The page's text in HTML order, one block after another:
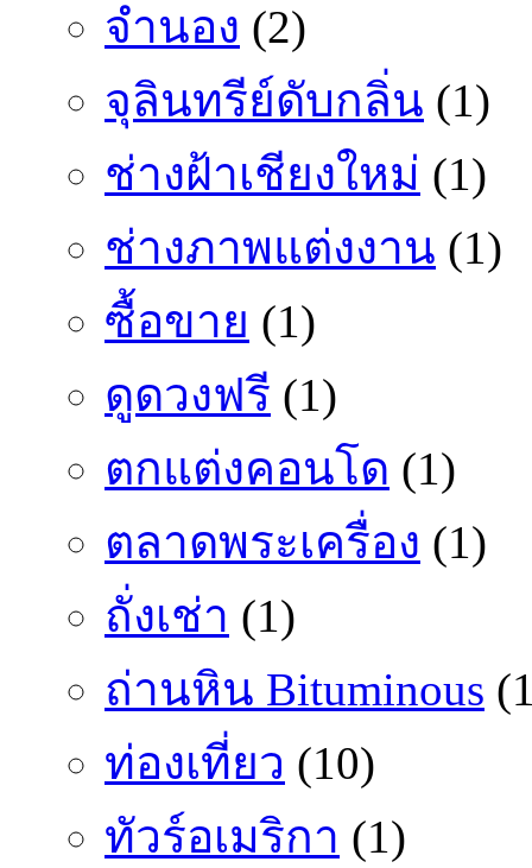
จำนอง (2)
จุลินทรีย์ดับกลิ่น (1)
ช่างฝ้าเชียงใหม่ (1)
ช่างภาพแต่งงาน (1)
ซื้อขาย (1)
ดูดวงฟรี (1)
ตกแต่งคอนโด (1)
ตลาดพระเครื่อง (1)
ถั่งเช่า (1)
ถ่านหิน Bituminous
ท่องเที่ยว (10)
ทัวร์อเมริกา (1)